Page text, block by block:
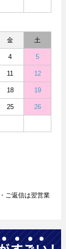
金 土
4 5
11 12
18 19
25 26
ご返信は翌営業